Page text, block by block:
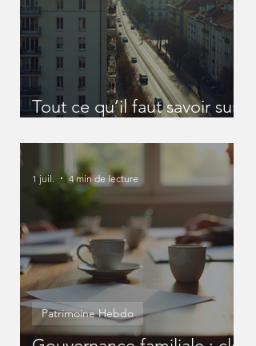
Tout ce qu’il faut savoir sur
Patrimoine Hebdo
1 juil. 4 min de lecture